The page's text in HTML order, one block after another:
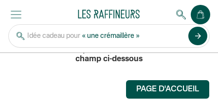
Idée cadeau pour « une crémaillère » arrow_forward
MERKUR
Pour rechercher un produit, saisissez son nom dans le
champ ci-dessous
PAGE D'ACCUEIL